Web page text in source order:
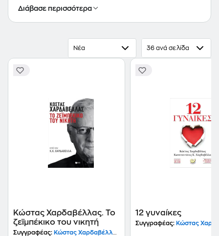
εθνικές τραγωδίες. "Εφημεριδάς" από κούνια. Πρώτα
στο ΕΘΝΟΣ (προ Μπόμπολα) και μετά
ΑΠΟΓΕΥΜΑΤΙΝΗ (στη χρυσή της εποχή),
εκπομπές, περισσότερες από 5000 ώρες στον
"τηλεοπτικό αέρα". Από το 1977 στην ΕΡΤ με την
ύστερα τηλεοπτικός πρωταθλητισμός σε MEGA, ΣΚΑΪ,
STAR, ANT-1, ΝΕΤ, ALTER, EPSILON. Αξέχαστες
ραδιοφωνικές ώρες στον ΣΚΑΪ 100.3, στον Real 97.8
και στον Alpha 989. Δημιουργός της διαδικτυακής
εφημερίδας Newsbomb.gr από την οποία αποχώρησε
όταν αυτή κατέκτησε την πρώτη θέση της
επισκεψιμότητας. Συγγραφέας δύο βιβλίων, "Το έπος
Κωνσταντίνο, από τις Εκδόσεις Ωκεανός
Διάβασε περισσότερα
Νέα 36 ανά σελίδα
Κώστας Χαρδαβέλλας. Το
ζεϊμπέκικο του νικητή
Συγγραφέας: Κώστας Χαρδαβέλλας
12 γυναίκες
Συγγραφέας: Κώστας